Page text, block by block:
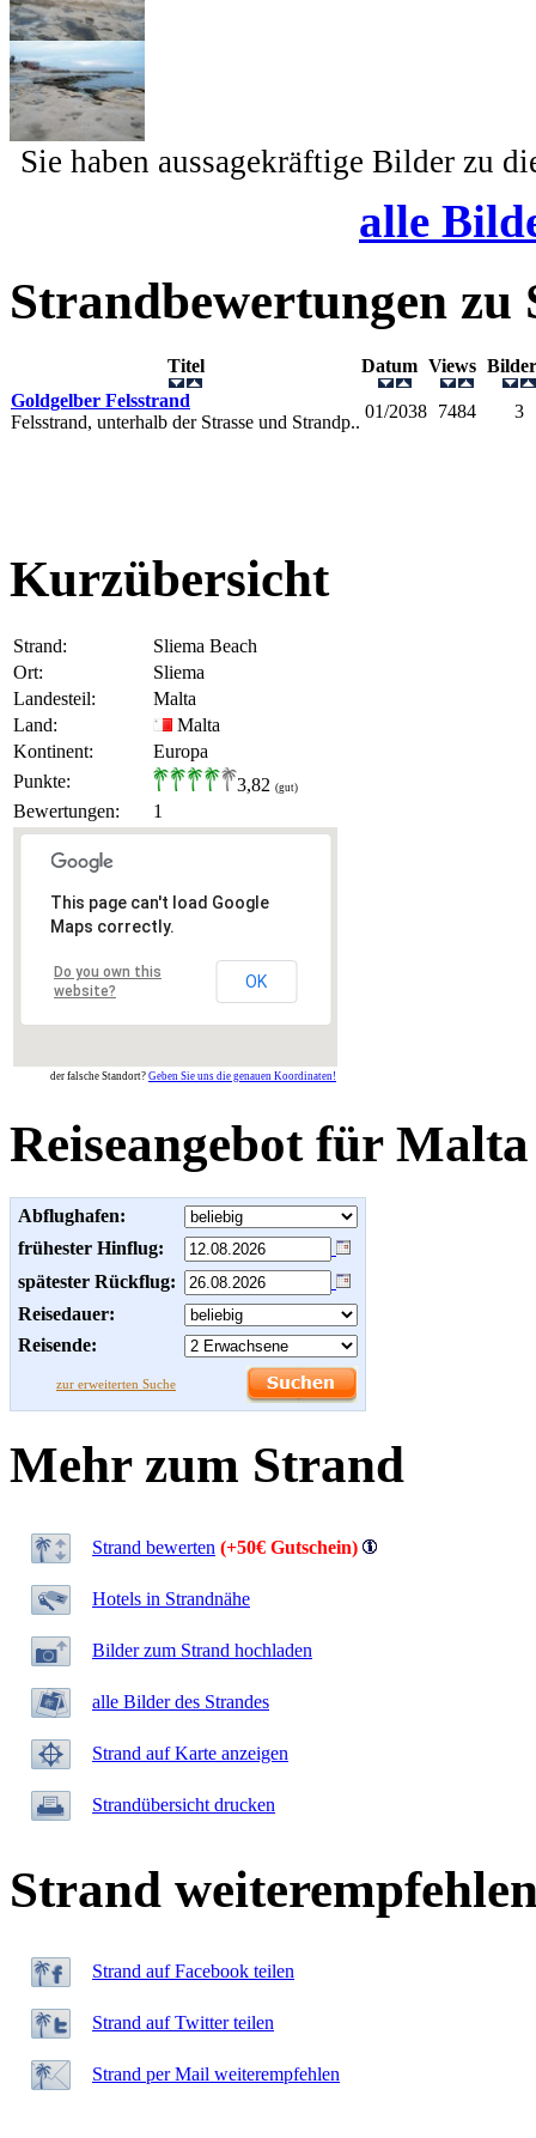
Sie haben aussagekräftige Bilder zu
alle
Strandbewertungen zu
Titel Datum Views
Goldgelber Felsstrand
Felsstrand, unterhalb der Strasse und Strandp..
01/2038 7484 3
Kurzübersicht
Strand:
Sliema Beach
Ort:
Sliema
Landesteil:
Malta
Land:
Malta
Kontinent:
Europa
Punkte:
3,82 (gut)
Bewertungen: 1
This page can't load Google
Maps correctly.
Do you own this
website?
OK
der falsche Standort? Geben Sie uns die genauen Koordinaten!
Reiseangebot für Malta
Abflughafen:
frühester Hinflug:
spätester Rückflug:
Reisedauer:
Reisende:
zur erweiterten Suche
Mehr zum Strand
Strand bewerten (+50€ Gutschein)
Hotels in Strandnähe
Bilder zum Strand hochladen
alle Bilder des Strandes
Strand auf Karte anzeigen
Strandübersicht drucken
Strand
Strand auf Facebook teilen
Strand auf Twitter teilen
Strand per Mail weiterempfehlen